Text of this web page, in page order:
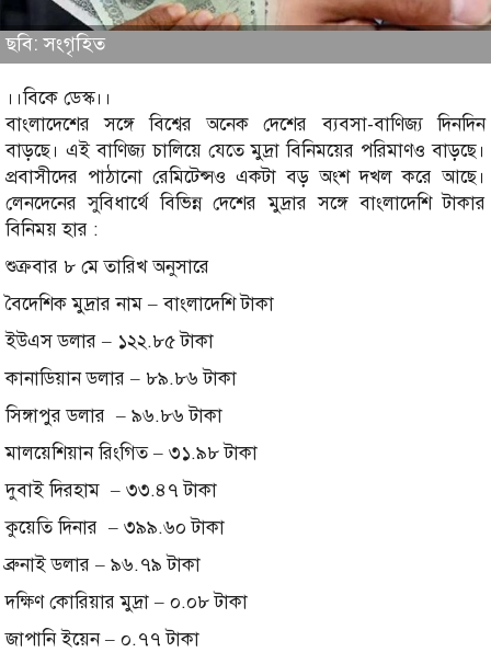
ছবি: সংগৃহিত
।।বিকে ডেস্ক।।
বাংলাদেশের সঙ্গে বিশ্বের অনেক দেশের ব্যবসা-বাণিজ্য দিনদিন
বাড়ছে। এই বাণিজ্য চালিয়ে যেতে মুদ্রা বিনিময়ের পরিমাণও বাড়ছে।
প্রবাসীদের পাঠানো রেমিটেন্সও একটা বড় অংশ দখল করে আছে।
লেনদেনের সুবিধার্থে বিভিন্ন দেশের মুদ্রার সঙ্গে বাংলাদেশি টাকার
বিনিময় হার :
শুক্রবার ৮ মে তারিখ অনুসারে
বৈদেশিক মুদ্রার নাম – বাংলাদেশি টাকা
ইউএস ডলার – ১২২.৮৫ টাকা
কানাডিয়ান ডলার – ৮৯.৮৬ টাকা
সিঙ্গাপুর ডলার – ৯৬.৮৬ টাকা
মালয়েশিয়ান রিংগিত – ৩১.৯৮ টাকা
দুবাই দিরহাম – ৩৩.৪৭ টাকা
কুয়েতি দিনার – ৩৯৯.৬০ টাকা
ব্রুনাই ডলার – ৯৬.৭৯ টাকা
দক্ষিণ কোরিয়ার মুদ্রা – ০.০৮ টাকা
জাপানি ইয়েন – ০.৭৭ টাকা